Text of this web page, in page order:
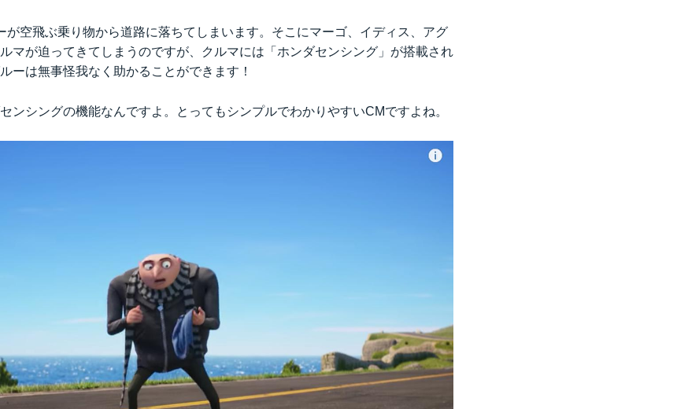
が空飛ぶ乗り物から道路に落ちてしまいます。そこにマーゴ、イディス、アグ
マが迫ってきてしまうのですが、クルマには「ホンダセンシング」が搭載され
ーは無事怪我なく助かることができます！
ンシングの機能なんですよ。とってもシンプルでわかりやすいCMですよね。